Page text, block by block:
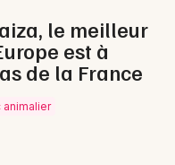
le meilleur
est à
de la France
animalier